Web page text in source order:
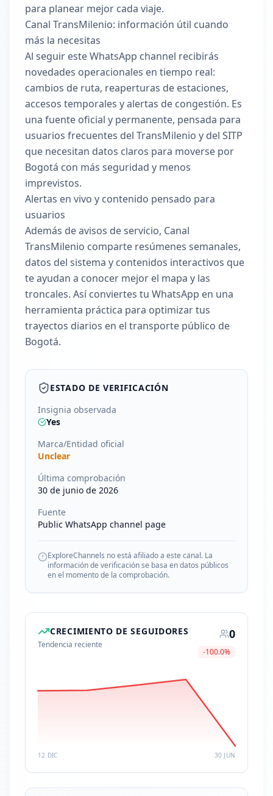
para planear mejor cada viaje.
Canal TransMilenio: información útil cuando
más la necesitas
Al seguir este WhatsApp channel recibirás
novedades operacionales en tiempo real:
cambios de ruta, reaperturas de estaciones,
accesos temporales y alertas de congestión. Es
una fuente oficial y permanente, pensada para
usuarios frecuentes del TransMilenio y del SITP
que necesitan datos claros para moverse por
Bogotá con más seguridad y menos
imprevistos.
Alertas en vivo y contenido pensado para
usuarios
Además de avisos de servicio, Canal
TransMilenio comparte resúmenes semanales,
datos del sistema y contenidos interactivos que
te ayudan a conocer mejor el mapa y las
troncales. Así conviertes tu WhatsApp en una
herramienta práctica para optimizar tus
trayectos diarios en el transporte público de
Bogotá.
ESTADO DE VERIFICACIÓN
Insignia observada
Yes
Marca/Entidad oficial
Unclear
Última comprobación
30 de junio de 2026
Fuente
Public WhatsApp channel page
ExploreChannels no está afiliado a este canal. La
información de verificación se basa en datos públicos
en el momento de la comprobación.
CRECIMIENTO DE SEGUIDORES
Tendencia reciente
0
-100.0%
12 DIC 30 JUN